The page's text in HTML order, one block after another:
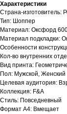
Характеристики
Страна-изготовитель:
Тип: Шоппер
Материал: Оксфорд
Материал подкладки:
Особенности
Кол-во внутренних
Вид принта:
Пол: Мужской, Женский
Целевая аудитория:
Коллекция: F&A
Стиль: Повседневный
Формат А4: Вмещает